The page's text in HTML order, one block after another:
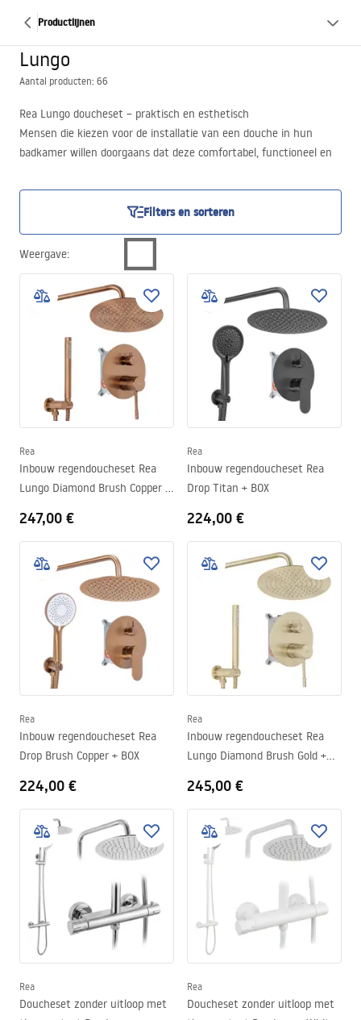
Productlijnen
Lungo
Aantal producten: 66
Rea Lungo doucheset – praktisch en esthetisch
Mensen die kiezen voor de installatie van een douche in hun
badkamer willen doorgaans dat deze comfortabel, functioneel en
belangrijk, en de doucheset zelf moet qua stijl en kleur bij de
overige elementen van die ruimte in huis passen. De Rea Lungo
doucheset is een uitstekende oplossing voor deze behoeften.
Ontdek het nu door ons volledige aanbod van deze producten te
bekijken! We nodigen u uit!
Filters en sorteren
Weergave:
Rea
Inbouw regendoucheset Rea
Lungo Diamond Brush Copper +
247,00 €
Rea
Inbouw regendoucheset Rea
Drop Titan + BOX
224,00 €
Rea
Inbouw regendoucheset Rea
Drop Brush Copper + BOX
224,00 €
Rea
Inbouw regendoucheset Rea
Lungo Diamond Brush Gold +
245,00 €
Rea
Doucheset zonder uitloop met
Rea
Doucheset zonder uitloop met